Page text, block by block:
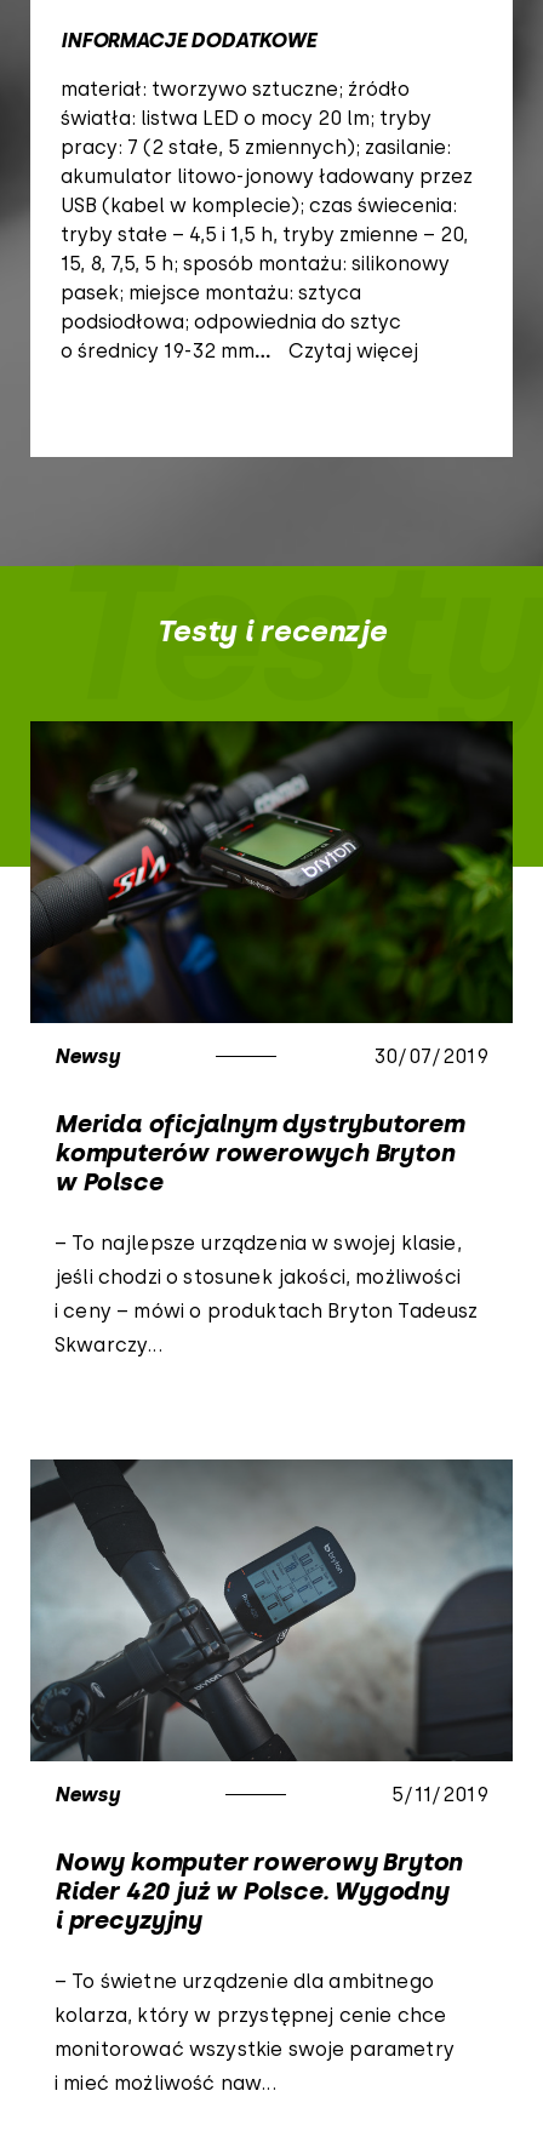
INFORMACJE DODATKOWE
materiał: tworzywo sztuczne; źródło
światła: listwa LED o mocy 20 lm; tryby
pracy: 7 (2 stałe, 5 zmiennych); zasilanie:
akumulator litowo-jonowy ładowany przez
USB (kabel w komplecie); czas świecenia:
tryby stałe – 4,5 i 1,5 h, tryby zmienne – 20,
15, 8, 7,5, 5 h; sposób montażu: silikonowy
pasek; miejsce montażu: sztyca
podsiodłowa; odpowiednia do sztyc
o średnicy 19-32 mm... Czytaj więcej
Testy
Testy i recenzje
Newsy 30/07/2019
Merida oficjalnym dystrybutorem
komputerów rowerowych Bryton
w Polsce
– To najlepsze urządzenia w swojej klasie,
jeśli chodzi o stosunek jakości, możliwości
i ceny – mówi o produktach Bryton Tadeusz
Skwarczy...
Newsy 5/11/2019
Nowy komputer rowerowy Bryton
Rider 420 już w Polsce. Wygodny
i precyzyjny
– To świetne urządzenie dla ambitnego
kolarza, który w przystępnej cenie chce
monitorować wszystkie swoje parametry
i mieć możliwość naw...